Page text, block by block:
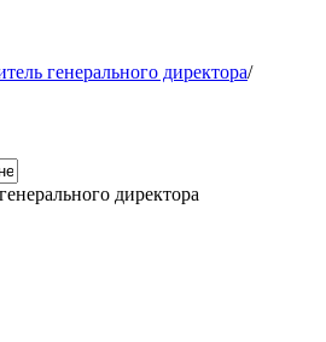
генерального директора/
директора